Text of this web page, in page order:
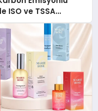
ISO ve TSSA